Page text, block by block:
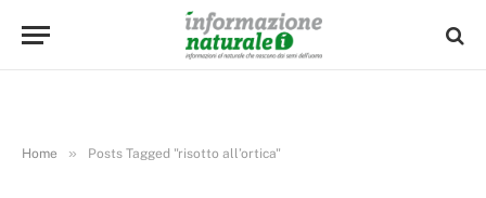
Home » Posts Tagged "risotto all’ortica"